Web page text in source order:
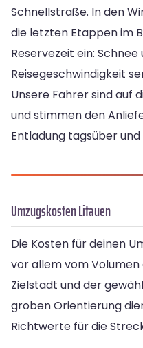
Schnellstraße. In den
die letzten Etappen im
Reservezeit ein: Schnee
Reisegeschwindigkeit
Unsere Fahrer sind auf
und stimmen den
Entladung tagsüber
Umzugskosten Litauen
Die Kosten für deinen
vor allem vom Volumen
Zielstadt und der
groben Orientierung
Richtwerte für die